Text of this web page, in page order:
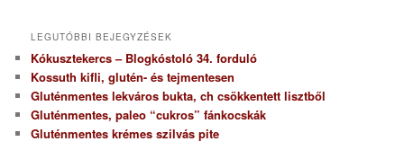
LEGUTÓBBI BEJEGYZÉSEK
Kókusztekercs – Blogkóstoló 34. forduló
Kossuth kifli, glutén- és tejmentesen
Gluténmentes lekváros bukta, ch csökkentett lisztből
Gluténmentes, paleo “cukros” fánkocskák
Gluténmentes krémes szilvás pite